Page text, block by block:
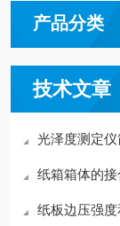
产品分类
技术文章
光泽度测定仪
纸箱箱体的
纸板边压强